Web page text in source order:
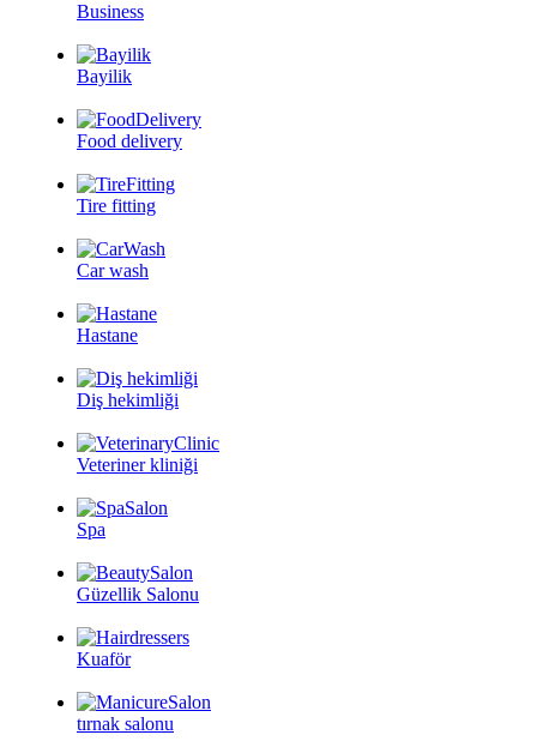
Business
Bayilik
Food delivery
Tire fitting
Car wash
Hastane
Diş hekimliği
Veteriner kliniği
Spa
Güzellik Salonu
Kuaför
tırnak salonu